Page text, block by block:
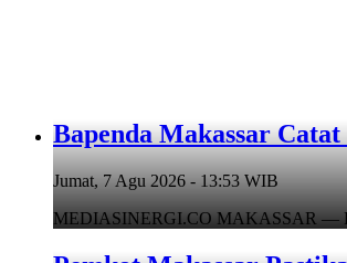
Bapenda Makassar
Jumat, 7 Agu 2026 - 13:53 WIB
MEDIASINERGI.CO MAKASSAR —